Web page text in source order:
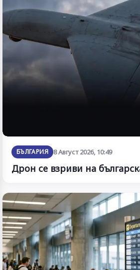
БЪЛГАРИЯ 8 Август 2026, 10:49
Дрон се взриви на